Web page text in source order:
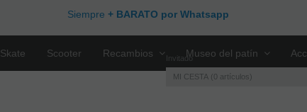
Siempre + BARATO por Whatsapp
Invitado
MI CESTA 0 artículos
Skate Scooter Recambios Museo del patín